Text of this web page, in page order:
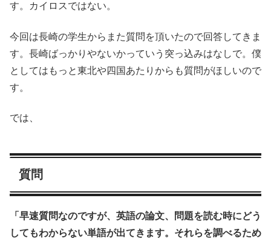
す。カイロスではない。
今回は長崎の学生からまた質問を頂いたので回答してきま
す。長崎ばっかりやないかっていう突っ込みはなしで。僕
としてはもっと東北や四国あたりからも質問がほしいので
す。
では、
質問
「早速質問なのですが、英語の論文、問題を読む時にどう
してもわからない単語が出てきます。それらを調べるため